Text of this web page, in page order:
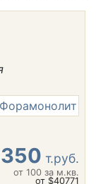
т.руб.
от 100 за м.кв.
от $40771